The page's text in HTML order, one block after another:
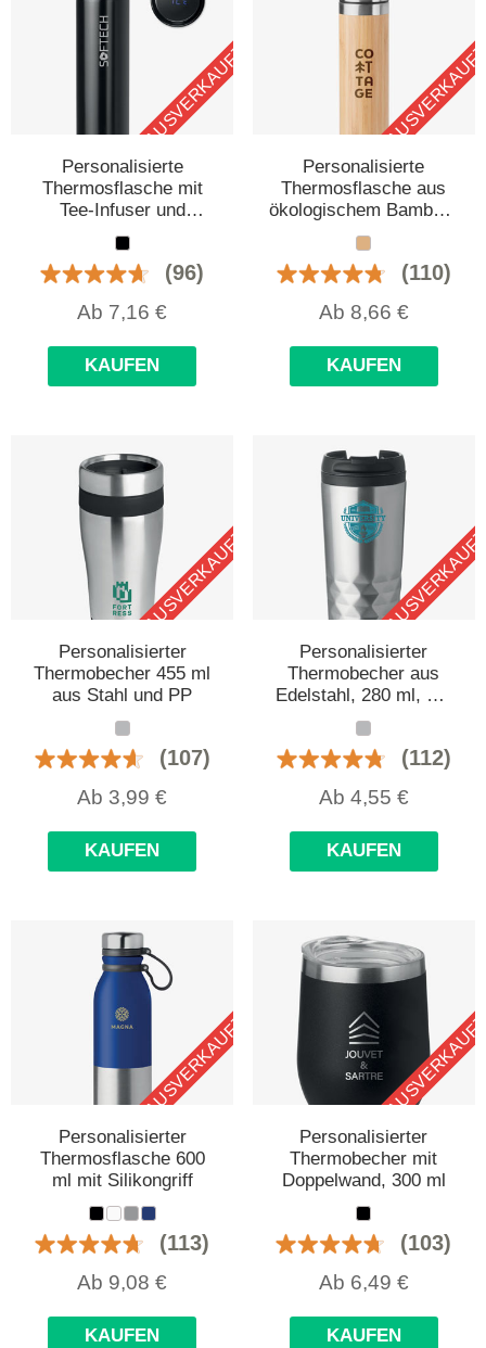
AUSVERKAUFT
Personalisierte
Thermosflasche mit
Tee-Infuser und
Thermometer
(96)
Ab 7,16 €
KAUFEN
Personalisierte
Thermosflasche aus
ökologischem Bambus,
400 ml
(110)
Ab 8,66 €
KAUFEN
AUSVERKAUFT
Personalisierter
Thermobecher 455 ml
aus Stahl und PP
(107)
Ab 3,99 €
KAUFEN
Personalisierter
Thermobecher aus
Edelstahl, 280 ml, mit
Deckel
(112)
Ab 4,55 €
KAUFEN
AUSVERKAUFT
Personalisierter
Thermosflasche 600
ml mit Silikongriff
(113)
Ab 9,08 €
KAUFEN
Personalisierter
Thermobecher mit
Doppelwand, 300 ml
(103)
Ab 6,49 €
KAUFEN